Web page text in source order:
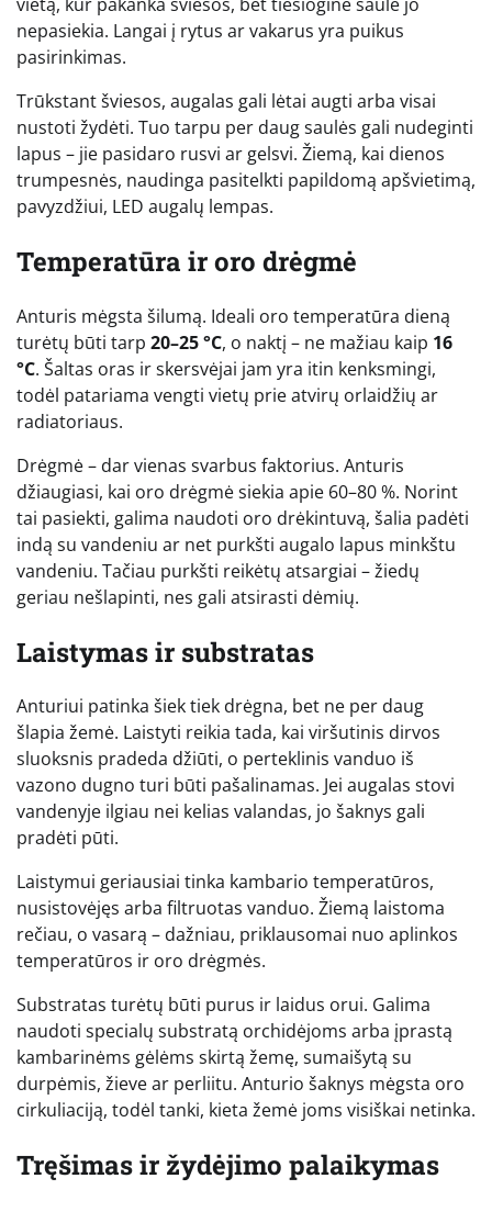
nepasiekia. Langai į rytus ar vakarus yra puikus
pasirinkimas.
Trūkstant šviesos, augalas gali lėtai augti arba visai
nustoti žydėti. Tuo tarpu per daug saulės gali nudeginti
lapus – jie pasidaro rusvi ar gelsvi. Žiemą, kai dienos
trumpesnės, naudinga pasitelkti papildomą apšvietimą,
pavyzdžiui, LED augalų lempas.
Temperatūra ir oro drėgmė
Anturis mėgsta šilumą. Ideali oro temperatūra dieną
turėtų būti tarp 20–25 °C, o naktį – ne mažiau kaip 16
°C. Šaltas oras ir skersvėjai jam yra itin kenksmingi,
todėl patariama vengti vietų prie atvirų orlaidžių ar
radiatoriaus.
Drėgmė – dar vienas svarbus faktorius. Anturis
džiaugiasi, kai oro drėgmė siekia apie 60–80 %. Norint
tai pasiekti, galima naudoti oro drėkintuvą, šalia padėti
indą su vandeniu ar net purkšti augalo lapus minkštu
vandeniu. Tačiau purkšti reikėtų atsargiai – žiedų
geriau nešlapinti, nes gali atsirasti dėmių.
Laistymas ir substratas
Anturiui patinka šiek tiek drėgna, bet ne per daug
šlapia žemė. Laistyti reikia tada, kai viršutinis dirvos
sluoksnis pradeda džiūti, o perteklinis vanduo iš
vazono dugno turi būti pašalinamas. Jei augalas stovi
vandenyje ilgiau nei kelias valandas, jo šaknys gali
pradėti pūti.
Laistymui geriausiai tinka kambario temperatūros,
nusistovėjęs arba filtruotas vanduo. Žiemą laistoma
rečiau, o vasarą – dažniau, priklausomai nuo aplinkos
temperatūros ir oro drėgmės.
Substratas turėtų būti purus ir laidus orui. Galima
naudoti specialų substratą orchidėjoms arba įprastą
kambarinėms gėlėms skirtą žemę, sumaišytą su
durpėmis, žieve ar perliitu. Anturio šaknys mėgsta oro
cirkuliaciją, todėl tanki, kieta žemė joms visiškai netinka.
Tręšimas ir žydėjimo palaikymas